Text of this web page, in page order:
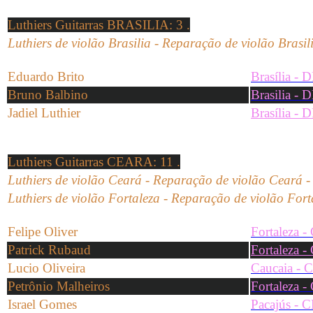
Luthiers Guitarras BRASILIA: 3 .
Luthiers de violão Brasilia - Reparação de violão
Eduardo Brito
Brasília -
Bruno Balbino
Brasilia -
Jadiel Luthier
Brasília -
Luthiers Guitarras CEARA: 11 .
Luthiers de violão Ceará - Reparação de violão Ceará -
Luthiers de violão Fortaleza - Reparação de violão
Felipe Oliver
Fortaleza -
Patrick Rubaud
Fortaleza -
Lucio Oliveira
Caucaia -
Petrônio Malheiros
Fortaleza -
Israel Gomes
Pacajús -